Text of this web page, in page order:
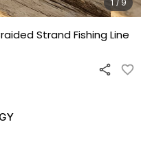
1 / 9
Strand Fishing Line